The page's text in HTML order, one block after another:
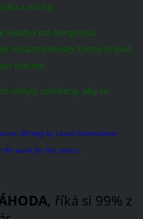
a míchy.
lékařka má alergickou
nezaznamenaly žádný případ
vakcíny.
nebyly zastiženy, aby se
Writing by Laura Gottesdiener;
the work for the others.
říká si 99% z